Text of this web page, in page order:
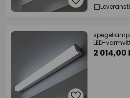
LED-
2 014,00